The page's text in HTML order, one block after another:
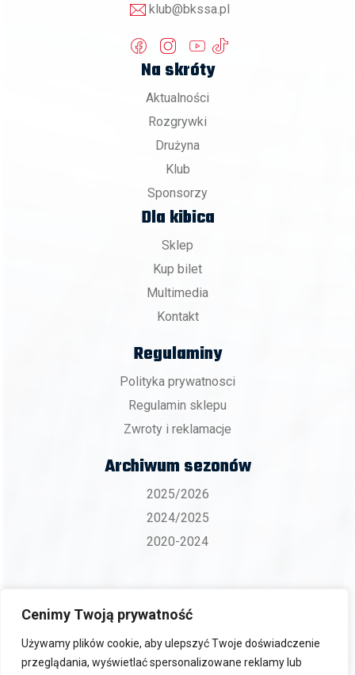
Cenimy Twoją prywatność
Używamy plików cookie, aby ulepszyć Twoje doświadczenie
przeglądania, wyświetlać spersonalizowane reklamy lub
klub@bkssa.pl
Na skróty
Aktualności
Rozgrywki
Drużyna
Klub
Sponsorzy
Dla kibica
Sklep
Kup bilet
Multimedia
Kontakt
Regulaminy
Polityka prywatnosci
Regulamin sklepu
Zwroty i reklamacje
Archiwum sezonów
2025/2026
2024/2025
2020-2024
Copyright 2026 © BKS ZGO Bielsko-Biała.